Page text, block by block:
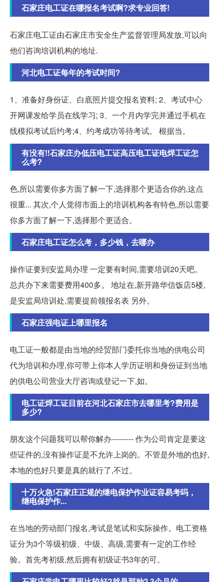
石家庄电工证在哪报名考试啊?求专业回答!
石家庄电工证由石家庄市安全生产监督管理局发放,可以向
他们咨询培训机构的地址.
河北电工证每年的考试时间?
1、准备好身份证、白底照片提交报名资料; 2、考试中心
开网课发给学员在线学习; 3、一个月内学完并通过手机在
线模拟考试后约考;4、约考成功等待考试。 根据当。
有没有!!石家庄办低压电工证高压电工证电焊工证怎
么考?
色,所以需要你多方面了解一下,选择那个更适合你的,这点
很重... 其次,个人觉得市面上的培训机构各有特色,所以需要
你多方面了解一下,选择那个更适合。
石家庄电工证怎么考，多少钱，去哪办
操作证要到安监局办理 一定要有时间,需要培训20天吧。
总共办下来需要费用400多。 地址在,新开路华信饭店5楼,
是安监局培训处,需要提前领报名表 另外。
石家庄强电证上哪里报名
电工证一般都是由当地的经贸部门委托你当地的供电公司
代为培训和办理,你可带上你本人学历证明和身份证到当地
的供电公司营业大厅咨询或登记一下,如。
电工证焊工证目前在河北石家庄市去哪里考?费用是
多少?
朋友这个问题我可以帮你解办--------- 作为公司肯定是要这
些证件的,没有操作证是不允许上岗的。不管是外地的也好,
本地的也好只要是真的就行了,不过。
十万火急!石家庄正规的继电保护作业证容易考吗，
继电保护作...
在当地的劳动部门报名,考试是笔试和实际操作。电工资格
证分为3个等级初级、中级、高级,需要有一定的工作经
验。首先考初级,然后拥有初级证书3年的可。